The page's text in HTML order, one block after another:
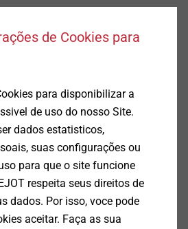
Parafusos autoperfurantes
Exibir produto
de Cookies para
para disponibilizar a
de uso do nosso Site.
dados estatisticos,
suas configurações ou
para que o site funcione
respeita seus direitos de
dados. Por isso, voce pode
aceitar. Faça as sua